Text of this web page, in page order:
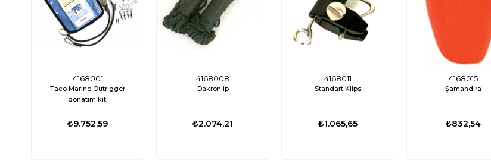
4168001
Taco Marine Outrigger
donatım kiti
₺9.752,59
4168008
Dakron ip
₺2.074,21
4168011
Standart Klips
₺1.065,65
4168015
Şamandıra
₺832,54